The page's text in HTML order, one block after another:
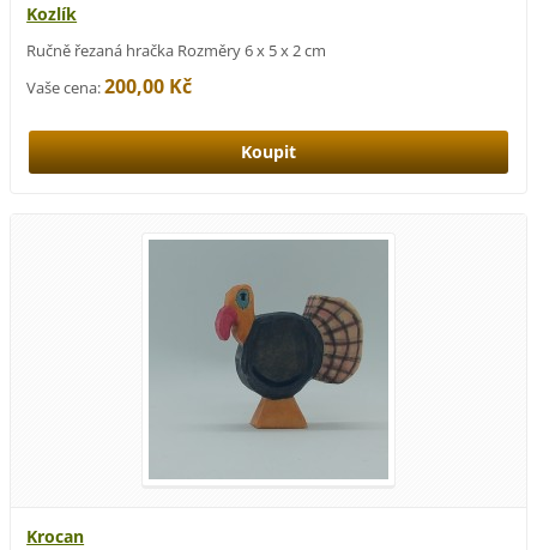
Kozlík
Ručně řezaná hračka Rozměry 6 x 5 x 2 cm
Vaše cena:200,00 Kč
Krocan